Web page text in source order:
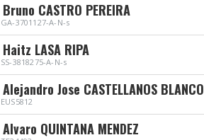
Bruno CASTRO PEREIRA
GA-3701127-A-N-s
Haitz LASA RIPA
SS-3818275-A-N-s
Alejandro Jose CASTELLANOS BLANCO
EUS5812
Alvaro QUINTANA MENDEZ